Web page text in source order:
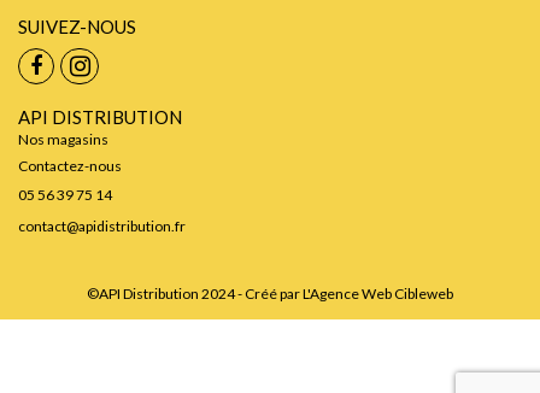
SUIVEZ-NOUS
API DISTRIBUTION
Nos magasins
Contactez-nous
05 56 39 75 14
contact@apidistribution.fr
©API Distribution 2024 - Créé parL'Agence Web Cibleweb